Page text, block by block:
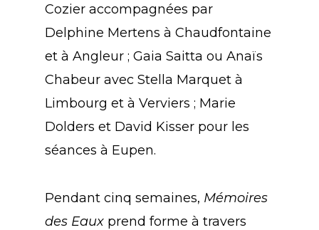
Cozier accompagnées par
Delphine Mertens à Chaudfontaine
et à Angleur ; Gaia Saitta ou Anaïs
Chabeur avec Stella Marquet à
Limbourg et à Verviers ; Marie
Dolders et David Kisser pour les
séances à Eupen.
Pendant cinq semaines, Mémoires
des Eauxprend forme à travers